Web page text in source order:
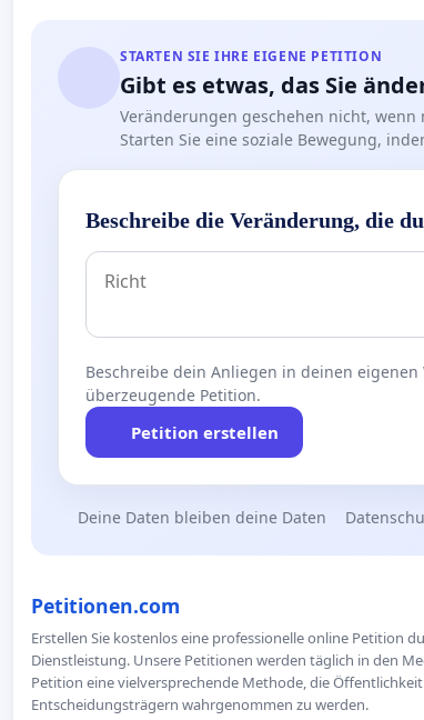
STARTEN SIE IHRE EIGENE PETITION
Gibt es etwas, das Sie
Veränderungen geschehen nicht, wenn
Starten Sie eine soziale Bewegung,
Beschreibe die Veränderung, die
Beschreibe dein Anliegen in deinen
überzeugende Petition.
Petition erstellen
Deine Daten bleiben deine Daten
Petitionen.com
Erstellen Sie kostenlos eine professionelle online Petition
Dienstleistung. Unsere Petitionen werden täglich in den
Petition eine vielversprechende Methode, die
Entscheidungsträgern wahrgenommen zu werden.